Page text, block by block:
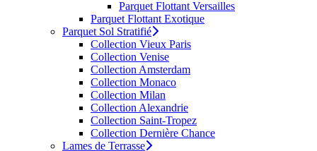
Parquet Flottant Versailles
Parquet Flottant Exotique
Parquet Sol Stratifié
Collection Vieux Paris
Collection Venise
Collection Amsterdam
Collection Monaco
Collection Milan
Collection Alexandrie
Collection Saint-Tropez
Collection Dernière Chance
Lames de Terrasse